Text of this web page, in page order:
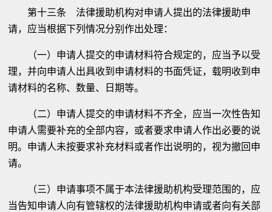
第十三条 法律援助机构对申请人提出的法律援助申
请，应当根据下列情况分别作出处理：
（一）申请人提交的申请材料符合规定的，应当予以受
理，并向申请人出具收到申请材料的书面凭证，载明收到申
请材料的名称、数量、日期等。
（二）申请人提交的申请材料不齐全，应当一次性告知
申请人需要补充的全部内容，或者要求申请人作出必要的说
明。申请人未按要求补充材料或者作出说明的，视为撤回申
请。
（三）申请事项不属于本法律援助机构受理范围的，应
当告知申请人向有管辖权的法律援助机构申请或者向有关部